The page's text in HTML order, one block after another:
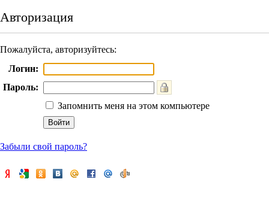
Авторизация
Пожалуйста, авторизуйтесь:
Логин:
Пароль:
Запомнить меня на этом компьютере
Забыли свой пароль?